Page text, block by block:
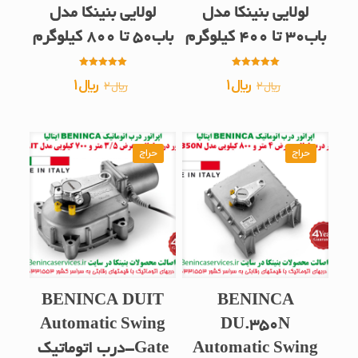
لولایی بنینکا مدل
باب30 تا 400 کیلوگرم
5.00
از 5 ﷼2 قیمت
﷼2
بود.
﷼1
﷼1
است.
لولایی بنینکا مدل
باب50 تا 800 کیلوگرم
5.00
از 5 ﷼2 قیمت
﷼2
بود.
﷼1قیمت
﷼1
است.
حراج
BENINCA
DU.350N
Automatic Swing
حراج
BENINCA DUIT
Automatic Swing
Gate-درب اتوماتیک